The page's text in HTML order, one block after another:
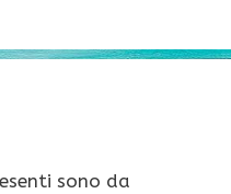
sono da